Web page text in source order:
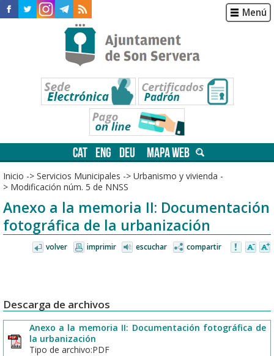
Menú
CAT ENG DEU MAPA WEB
Inicio -> Servicios Municipales -> Urbanismo y vivienda -
> Modificación núm. 5 de NNSS
Anexo a la memoria II: Documentación
fotográfica de la urbanización
volver imprimir escuchar compartir
Descarga de archivos
Anexo a la memoria II: Documentación fotográfica de
la urbanización
Tipo de archivo:PDF